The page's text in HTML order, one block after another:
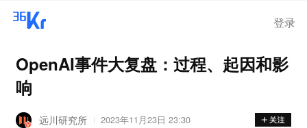
登录
OpenAI事件大复盘：过程、起因和影
响
远川研究所 2023年11月23日 23:30